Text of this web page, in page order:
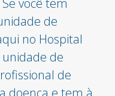
você tem
de
no Hospital
de
de
doença e tem à